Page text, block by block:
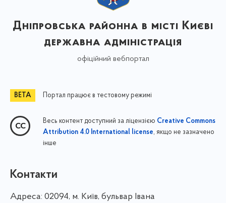
Дніпровська районна в місті Києві
державна адміністрація
офіційний вебпортал
Портал працює в тестовому режимі
Весь контент доступний за ліцензією Creative Commons
Attribution 4.0 International license, якщо не зазначено
інше
Контакти
Адреса: 02094, м. Київ, бульвар Івана